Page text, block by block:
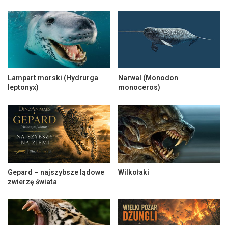
Lampart morski (Hydrurga
leptonyx)
Narwal (Monodon
monoceros)
Gepard – najszybsze lądowe
zwierzę świata
Wilkołaki